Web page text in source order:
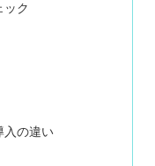
ック
入の違い